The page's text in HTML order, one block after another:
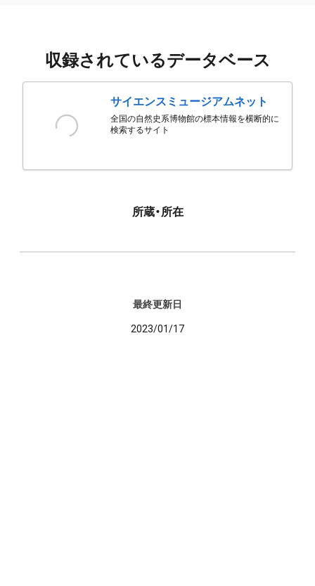
収録されているデータベース
サイエンスミュージアムネット
全国の自然史系博物館の標本情報を横断的に
検索するサイト
所蔵・所在
最終更新日
2023/01/17